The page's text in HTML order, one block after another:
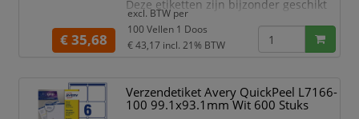
Deze etiketten zijn bijzonder geschikt
voorextra grote enveloppen
standaard envelopformaten, waardoor
u eenvoudig grote hoeveelheden post
het ruime etiketformaat is er
voldoende plaats voor adressen,
€ 35,68
excl. BTW per
100 Vellen 1 Doos
€ 43,17 incl. 21% BTW
Verzendetiket Avery QuickPeel L7166-
100 99.1x93.1mm Wit 600 Stuks